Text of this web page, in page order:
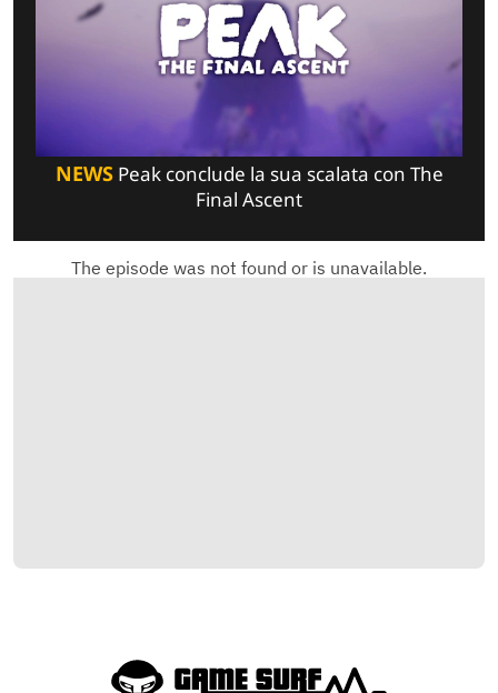
NEWSPeak conclude la sua scalata con The
Final Ascent